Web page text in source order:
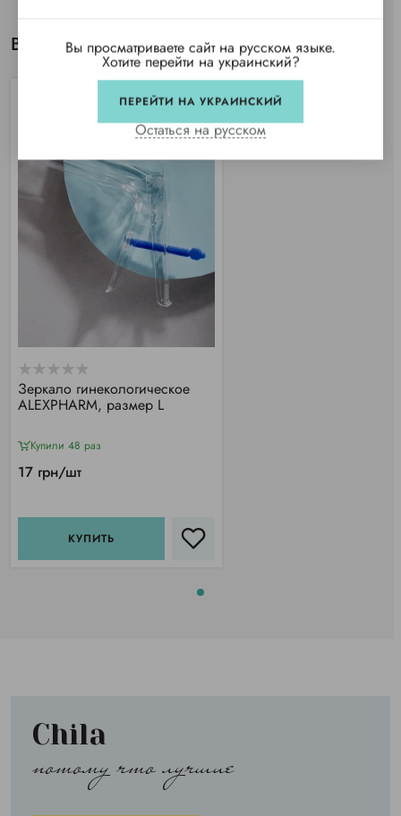
Вы просматривали
Зеркало гинекологическое
ALEXPHARM, размер L
Купили 48 раз
17 грн/шт
КУПИТЬ
Chila
потому что лучшие
Вы просматриваете сайт на русском языке.
Хотите перейти на украинский?
ПЕРЕЙТИ НА УКРАИНСКИЙ
Остаться на русском